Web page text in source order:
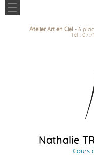
Atelier Art en Ciel - 6
Tél :
Nathalie
Cours